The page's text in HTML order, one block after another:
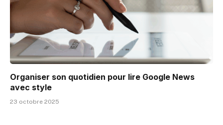
Organiser son quotidien pour lire Google News
avec style
23 octobre 2025